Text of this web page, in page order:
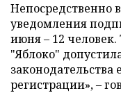
Непосредственно
уведомления
июня – 12
"Яблоко"
регистрации», –